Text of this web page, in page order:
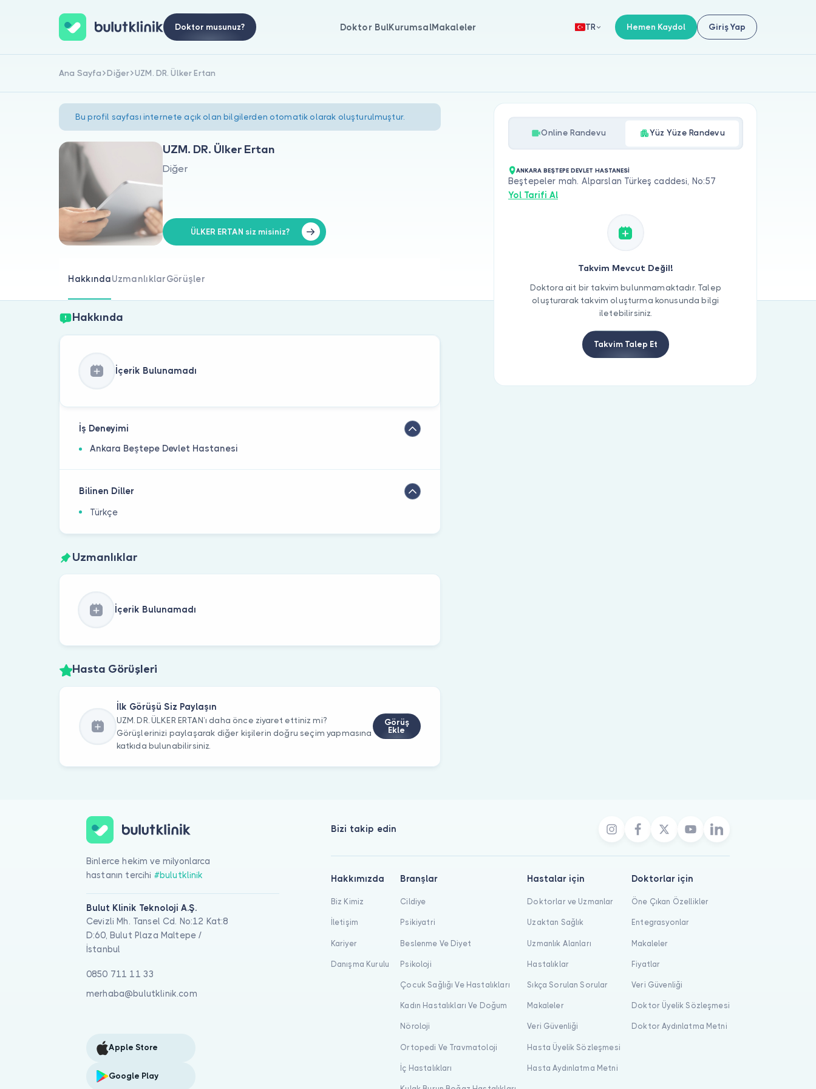
Doktor musunuz? Doktor BulKurumsalMakaleler TR Hemen Kaydol Giriş Yap
Ana Sayfa Diğer UZM. DR. Ülker Ertan
Bu profil sayfası internete açık olan bilgilerden otomatik olarak oluşturulmuştur.
UZM. DR. Ülker Ertan
Diğer
ÜLKER ERTAN siz misiniz?
HakkındaUzmanlıklarGörüşler
Hakkında
İçerik Bulunamadı
İş Deneyimi
Ankara Beştepe Devlet Hastanesi
Bilinen Diller
Türkçe
Uzmanlıklar
İçerik Bulunamadı
Hasta Görüşleri
İlk Görüşü Siz Paylaşın
UZM. DR. ÜLKER ERTAN’ı daha önce ziyaret ettiniz mi?
Görüşlerinizi paylaşarak diğer kişilerin doğru seçim yapmasına
katkıda bulunabilirsiniz.
Görüş
Ekle
Online Randevu Yüz Yüze Randevu
ANKARA BEŞTEPE DEVLET HASTANESİ
Beştepeler mah. Alparslan Türkeş caddesi, No:57
Yol Tarifi Al
Takvim Mevcut Değil!
Doktora ait bir takvim bulunmamaktadır. Talep
oluşturarak takvim oluşturma konusunda bilgi
iletebilirsiniz.
Takvim Talep Et
Binlerce hekim ve milyonlarca
hastanın tercihi #bulutklinik
Bulut Klinik Teknoloji A.Ş.
Cevizli Mh. Tansel Cd. No:12 Kat:8
D:60, Bulut Plaza Maltepe /
İstanbul
0850 711 11 33
merhaba@bulutklinik.com
Apple Store
Google Play
Bizi takip edin
Hakkımızda
Biz Kimiz
İletişim
Kariyer
Danışma Kurulu
Branşlar
Cildiye
Psikiyatri
Beslenme Ve Diyet
Psikoloji
Çocuk Sağlığı Ve Hastalıkları
Kadın Hastalıkları Ve Doğum
Nöroloji
Ortopedi Ve Travmatoloji
İç Hastalıkları
Hastalar için
Doktorlar ve Uzmanlar
Uzaktan Sağlık
Uzmanlık Alanları
Hastalıklar
Sıkça Sorulan Sorular
Makaleler
Veri Güvenliği
Hasta Üyelik Sözleşmesi
Hasta Aydınlatma Metni
Doktorlar için
Öne Çıkan Özellikler
Entegrasyonlar
Makaleler
Fiyatlar
Veri Güvenliği
Doktor Üyelik Sözleşmesi
Doktor Aydınlatma Metni